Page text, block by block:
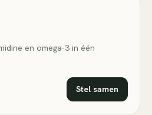
en omega-3 in één
Stel samen